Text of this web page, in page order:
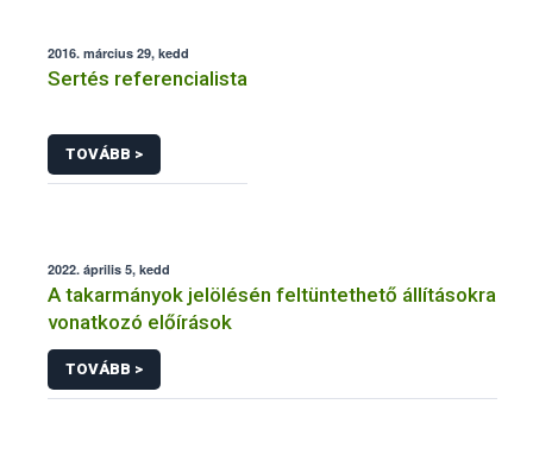
2016. március 29, kedd
Sertés referencialista
TOVÁBB >
2022. április 5, kedd
A takarmányok jelölésén feltüntethető állításokra
vonatkozó előírások
TOVÁBB >